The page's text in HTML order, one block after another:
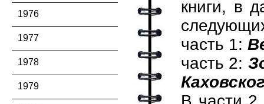
1976
1977
1978
1979
книги, в
часть 1:
часть 2: